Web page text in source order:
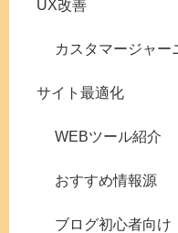
UX改善
カスタマージャー
サイト最適化
WEBツール紹介
おすすめ情報源
ブログ初心者向け